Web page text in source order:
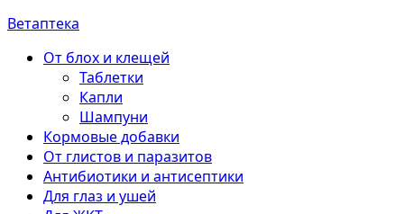
Ветаптека
От блох и клещей
Таблетки
Капли
Шампуни
Кормовые добавки
От глистов и паразитов
Антибиотики и антисептики
Для глаз и ушей